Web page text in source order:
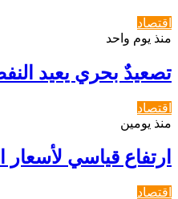
اقتصاد
منذ يوم واحد
تصعيدٌ بحري يعيد
اقتصاد
منذ يومين
ارتفاع قياسي لأسعار
اقتصاد